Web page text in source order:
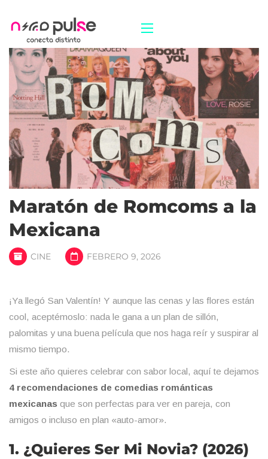
Maratón de Romcoms a la
Mexicana
CINE FEBRERO 9, 2026
¡Ya llegó San Valentín! Y aunque las cenas y las flores están
cool, aceptémoslo: nada le gana a un plan de sillón,
palomitas y una buena película que nos haga reír y suspirar al
mismo tiempo.
Si este año quieres celebrar con sabor local, aquí te dejamos
4 recomendaciones de comedias románticas
mexicanas que son perfectas para ver en pareja, con
amigos o incluso en plan «auto-amor».
1. ¿Quieres Ser Mi Novia? (2026)